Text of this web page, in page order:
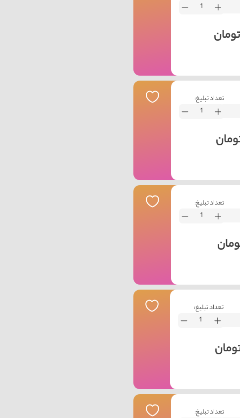
تعداد تبلیغ:
تعداد تبلیغ:
تعداد تبلیغ:
تعداد تبلیغ: